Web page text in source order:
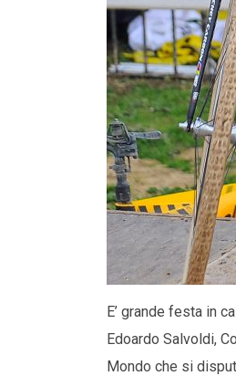
E’ grande festa in
Edoardo Salvoldi,
Mondo che si